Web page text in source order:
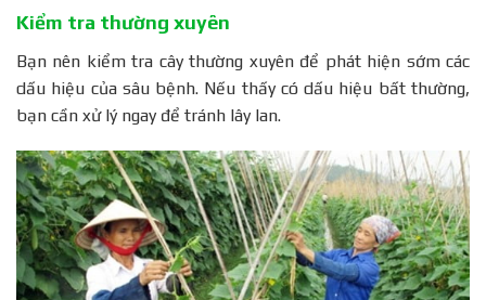
Kiểm tra thường xuyên
Bạn nên kiểm tra cây thường xuyên để phát hiện sớm các
dấu hiệu của sâu bệnh. Nếu thấy có dấu hiệu bất thường,
bạn cần xử lý ngay để tránh lây lan.